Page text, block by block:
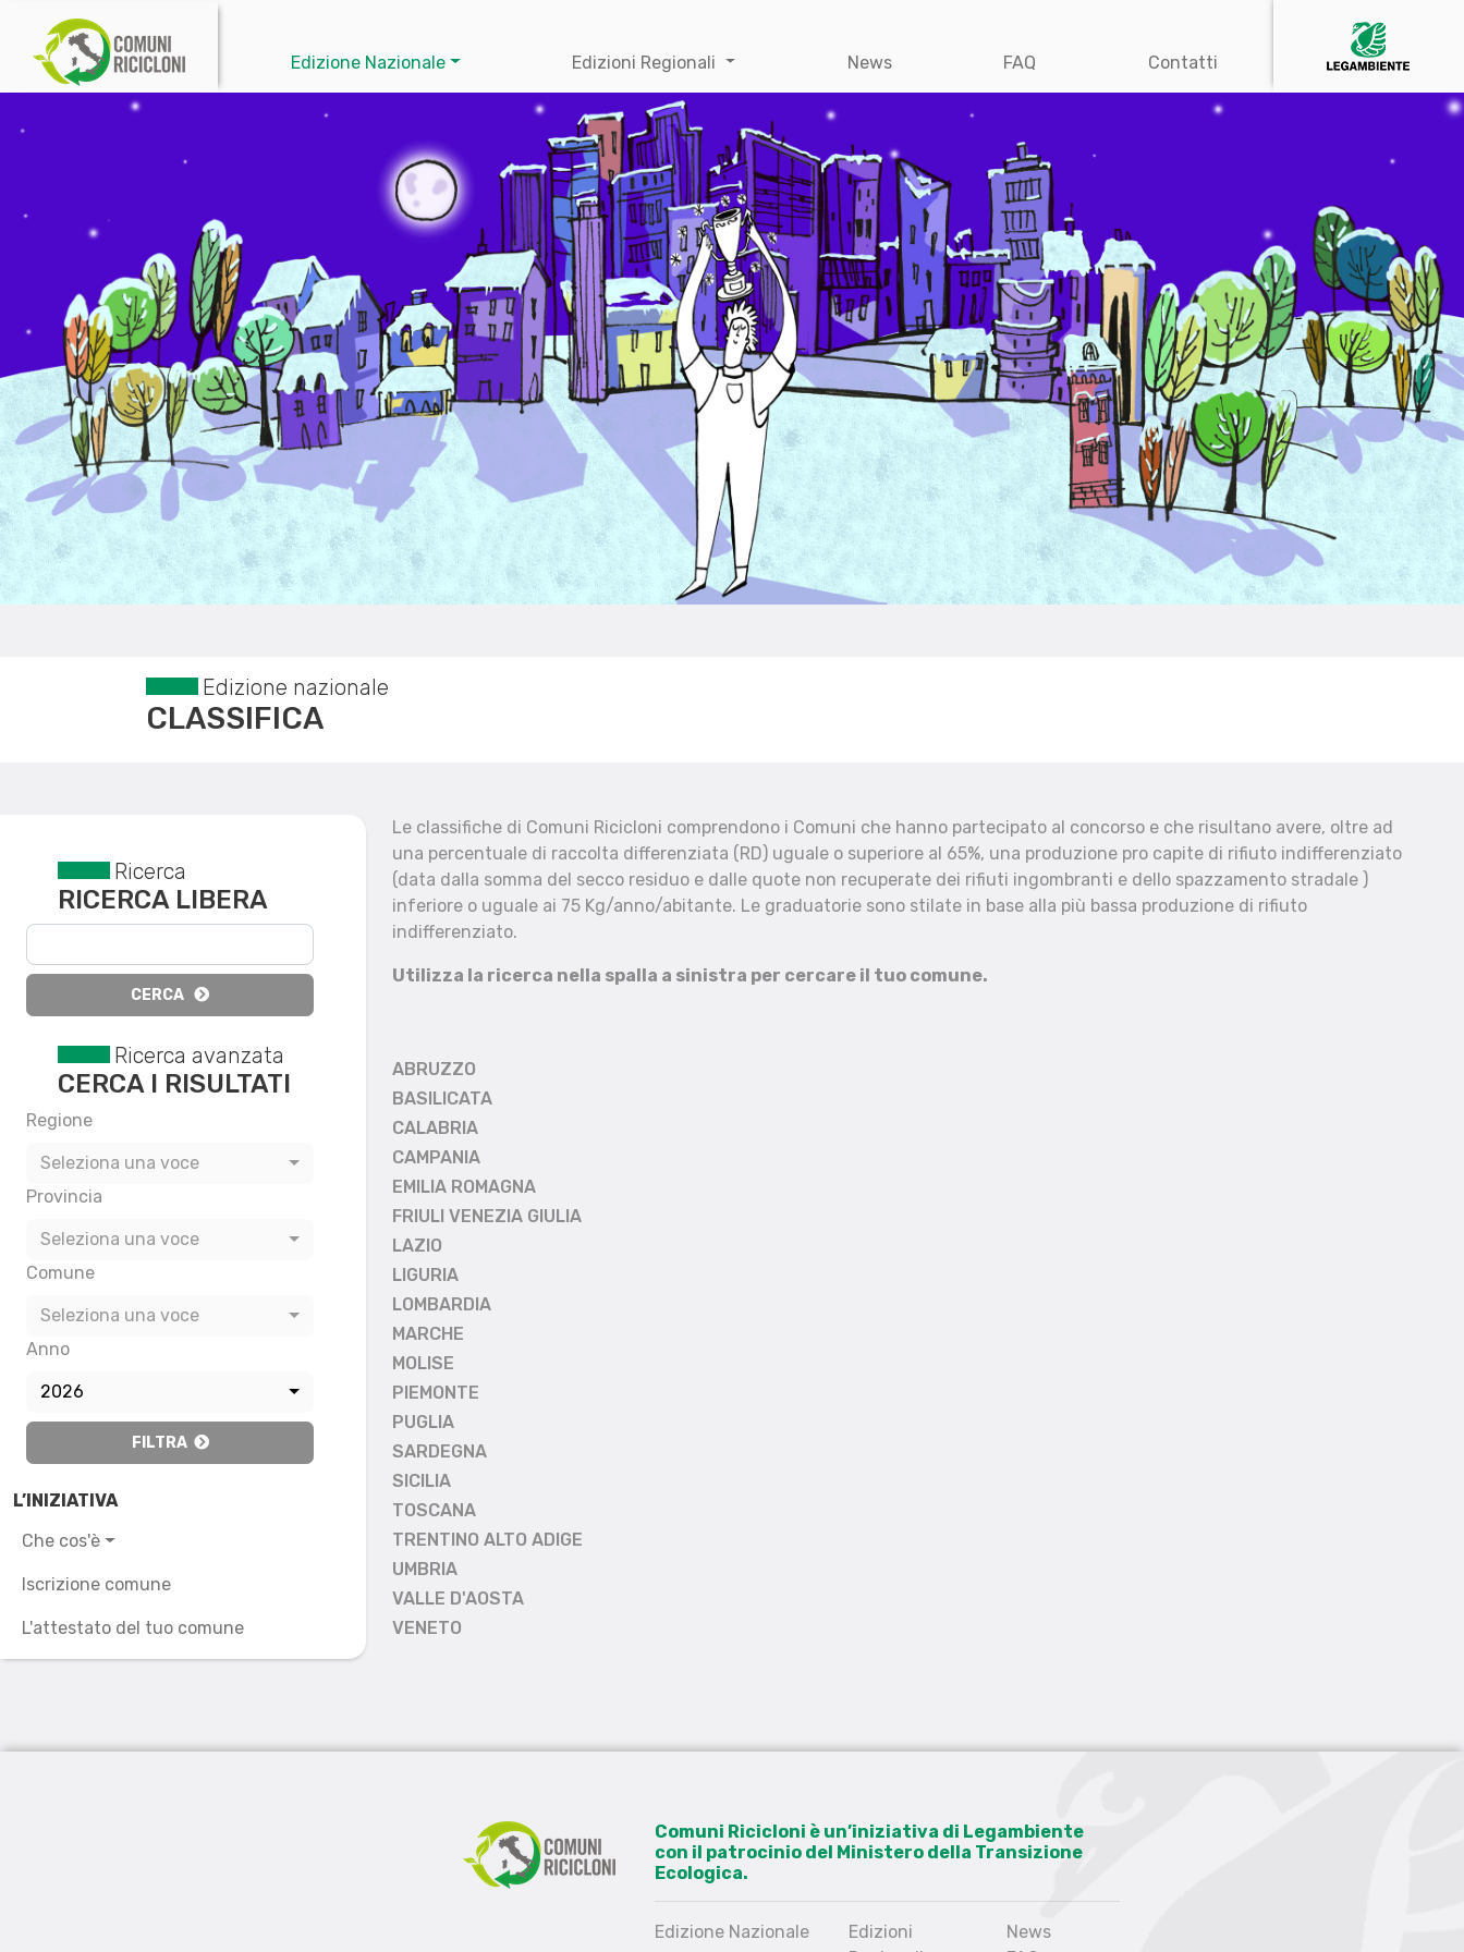
Edizione Nazionale Edizioni Regionali News FAQ Contatti
Edizione nazionale
CLASSIFICA
Reset filtri
Ricerca
RICERCA LIBERA
CERCA
Ricerca avanzata
CERCA I RISULTATI
Regione
Seleziona una voce
Provincia
Seleziona una voce
Comune
Seleziona una voce
Anno
2026
FILTRA
L’INIZIATIVA
Che cos'è
Iscrizione comune
L'attestato del tuo comune
Le classifiche di Comuni Ricicloni comprendono i Comuni che hanno partecipato al concorso e che risultano avere, oltre ad
una percentuale di raccolta differenziata (RD) uguale o superiore al 65%, una produzione pro capite di rifiuto indifferenziato
(data dalla somma del secco residuo e dalle quote non recuperate dei rifiuti ingombranti e dello spazzamento stradale )
inferiore o uguale ai 75 Kg/anno/abitante. Le graduatorie sono stilate in base alla più bassa produzione di rifiuto
indifferenziato.
Utilizza la ricerca nella spalla a sinistra per cercare il tuo comune.
ABRUZZO
BASILICATA
CALABRIA
CAMPANIA
EMILIA ROMAGNA
FRIULI VENEZIA GIULIA
LAZIO
LIGURIA
LOMBARDIA
MARCHE
MOLISE
PIEMONTE
PUGLIA
SARDEGNA
SICILIA
TOSCANA
TRENTINO ALTO ADIGE
UMBRIA
VALLE D'AOSTA
VENETO
Comuni Ricicloni è un’iniziativa di Legambiente
con il patrocinio del Ministero della Transizione
Ecologica.
Edizione Nazionale
Edizioni
News